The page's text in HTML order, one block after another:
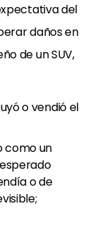
del
daños en
de un SUV,
o vendió el
como un
o de